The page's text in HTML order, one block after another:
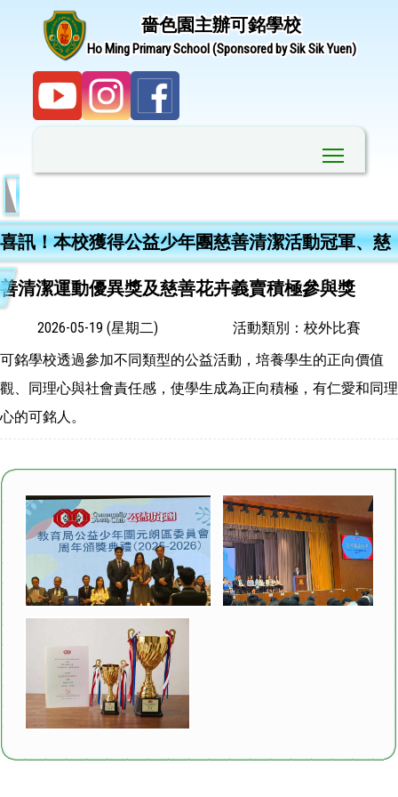
嗇色園主辦可銘學校
Ho Ming Primary School (Sponsored by Sik Sik Yuen)
喜訊！本校獲得公益少年團慈善清潔活動冠軍、慈
善清潔運動優異獎及慈善花卉義賣積極參與獎
2026-05-19 (星期二)
活動類別：校外比賽
可銘學校透過參加不同類型的公益活動，培養學生的正向價值
觀、同理心與社會責任感，使學生成為正向積極，有仁愛和同理
心的可銘人。